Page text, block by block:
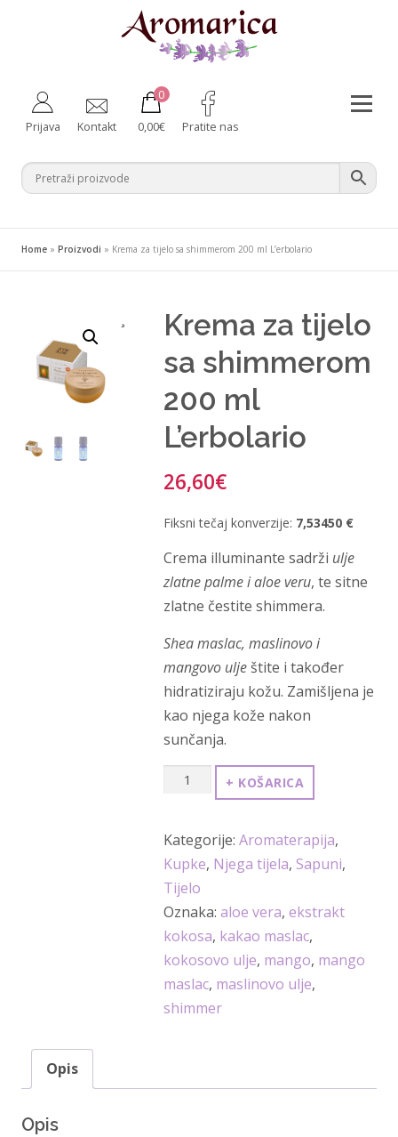
Prijava Kontakt
0
0,00€ Pratite nas
Za kućne ljubimce
Home» Proizvodi » Krema za tijelo sa shimmerom 200 ml L’erbolario
¸
Krema za tijelo
sa shimmerom
200 ml
L’erbolario
26,60€
Fiksni tečaj konverzije: 7,53450 €
Crema illuminante sadrži ulje
zlatne palme i aloe veru, te sitne
zlatne čestite shimmera.
Shea maslac, maslinovo i
mangovo ulještite i također
hidratiziraju kožu. Zamišljena je
kao njega kože nakon
sunčanja.
Krema
sa
shimmerom
200
ml
L'erbolario
količina
+ KOŠARICA
Kategorije: Aromaterapija,
Kupke, Njega tijela, Sapuni,
Tijelo
Oznaka: aloe vera, ekstrakt
kokosa, kakao maslac,
kokosovo ulje, mango, mango
maslac, maslinovo ulje,
shimmer
Opis
Opis